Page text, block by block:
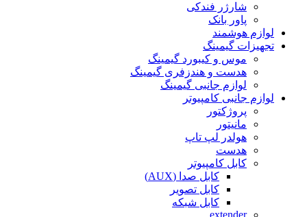
شارژر فندکی
پاور بانک
لوازم هوشمند
تجهیزات گیمینگ
موس و کیبورد گیمینگ
هدست و هندزفری گیمینگ
لوازم جانبی گیمینگ
لوازم جانبی کامپیوتر
پروژکتور
مانیتور
هولدر لپ تاپ
هدست
کابل کامپیوتر
کابل صدا (AUX)
کابل تصویر
کابل شبکه
extender